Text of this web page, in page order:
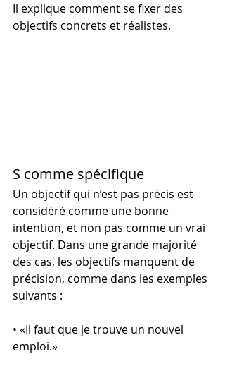
Il explique comment se fixer des
objectifs concrets et réalistes.
S comme spécifique
Un objectif qui n’est pas précis est
considéré comme une bonne
intention, et non pas comme un vrai
objectif. Dans une grande majorité
des cas, les objectifs manquent de
précision, comme dans les exemples
suivants :
• «Il faut que je trouve un nouvel
emploi.»